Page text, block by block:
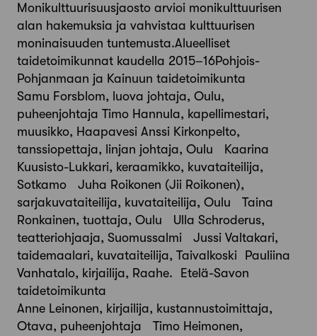
Monikulttuurisuusjaosto arvioi monikulttuurisen
alan hakemuksia ja vahvistaa kulttuurisen
moninaisuuden tuntemusta.Alueelliset
taidetoimikunnat kaudella 2015–16Pohjois-
Pohjanmaan ja Kainuun taidetoimikunta
Samu Forsblom, luova johtaja, Oulu,
puheenjohtaja Timo Hannula, kapellimestari,
muusikko, Haapavesi Anssi Kirkonpelto,
tanssiopettaja, linjan johtaja, Oulu Kaarina
Kuusisto-Lukkari, keraamikko, kuvataiteilija,
Sotkamo Juha Roikonen (Jii Roikonen),
sarjakuvataiteilija, kuvataiteilija, Oulu Taina
Ronkainen, tuottaja, Oulu Ulla Schroderus,
teatteriohjaaja, Suomussalmi Jussi Valtakari,
taidemaalari, kuvataiteilija, Taivalkoski Pauliina
Vanhatalo, kirjailija, Raahe. Etelä-Savon
taidetoimikunta
Anne Leinonen, kirjailija, kustannustoimittaja,
Otava, puheenjohtaja Timo Heimonen,